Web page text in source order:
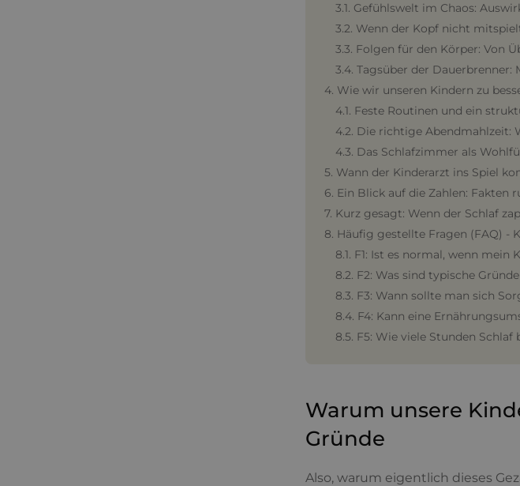
3.1. Gefühlswelt im Chaos:
3.2. Wenn der Kopf nicht
3.3. Folgen für den Körper: Von
3.4. Tagsüber der
4. Wie wir unseren Kindern zu
4.1. Feste Routinen und ein
4.2. Die richtige Abendmahlzeit:
4.3. Das Schlafzimmer als
5. Wann der Kinderarzt ins Spiel
6. Ein Blick auf die Zahlen: Fakten
7. Kurz gesagt: Wenn der Schlaf
8. Häufig gestellte Fragen (FAQ) -
8.1. F1: Ist es normal, wenn mein
8.2. F2: Was sind typische
8.3. F3: Wann sollte man sich
8.4. F4: Kann eine
8.5. F5: Wie viele Stunden
Warum unsere
Gründe
Also, warum eigentlich dieses